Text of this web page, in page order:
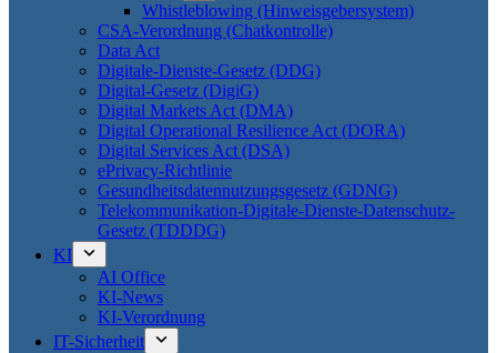
Whistleblowing (Hinweisgebersystem)
CSA-Verordnung (Chatkontrolle)
Data Act
Digitale-Dienste-Gesetz (DDG)
Digital-Gesetz (DigiG)
Digital Markets Act (DMA)
Digital Operational Resilience Act (DORA)
Digital Services Act (DSA)
ePrivacy-Richtlinie
Gesundheitsdatennutzungsgesetz (GDNG)
Telekommunikation-Digitale-Dienste-Datenschutz-
Gesetz (TDDDG)
KI
AI Office
KI-News
KI-Verordnung
IT-Sicherheit